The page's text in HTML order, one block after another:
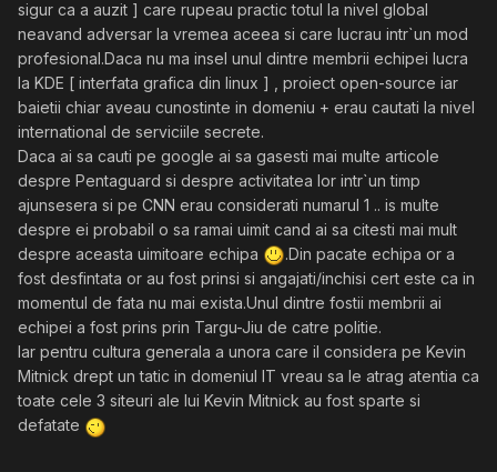
sigur ca a auzit ] care rupeau practic totul la nivel global
neavand adversar la vremea aceea si care lucrau intr`un mod
profesional.Daca nu ma insel unul dintre membrii echipei lucra
la KDE [ interfata grafica din linux ] , proiect open-source iar
baietii chiar aveau cunostinte in domeniu + erau cautati la nivel
international de serviciile secrete.
Daca ai sa cauti pe google ai sa gasesti mai multe articole
despre Pentaguard si despre activitatea lor intr`un timp
ajunsesera si pe CNN erau considerati numarul 1 .. is multe
despre ei probabil o sa ramai uimit cand ai sa citesti mai mult
despre aceasta uimitoare echipa
.Din pacate echipa or a
fost desfintata or au fost prinsi si angajati/inchisi cert este ca in
momentul de fata nu mai exista.Unul dintre fostii membrii ai
echipei a fost prins prin Targu-Jiu de catre politie.
Iar pentru cultura generala a unora care il considera pe Kevin
Mitnick drept un tatic in domeniul IT vreau sa le atrag atentia ca
toate cele 3 siteuri ale lui Kevin Mitnick au fost sparte si
defatate